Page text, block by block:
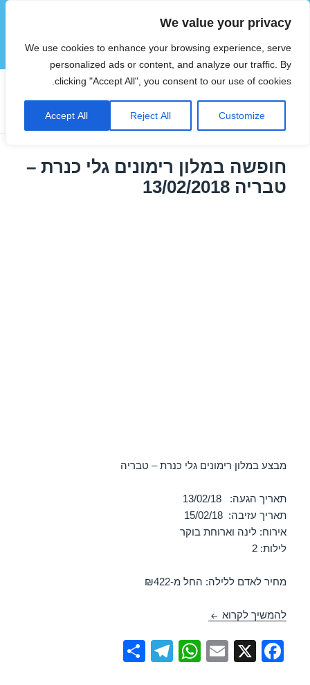
We value your privacy
We use cookies to enhance your browsing experience, serve
personalized ads or content, and analyze our traffic. By
clicking "Accept All", you consent to our use of cookies.
Customize
Reject All
Accept All
הוטצימר
תפריטים
ווידג'טים
תגית:דילים בצפון בפברואר
חופשה במלון רימונים גלי כנרת –
טבריה 13/02/2018
מבצע במלון רימונים גלי כנרת – טבריה
תאריך הגעה: 13/02/18
תאריך עזיבה: 15/02/18
אירוח: לינה וארוחת בוקר
לילות: 2
מחיר לאדם ללילה: החל מ-₪422
להמשיך לקרוא חופשה במלון רימונים גלי כנרת – טבריה 13/02/2018
F
X
E
W
T